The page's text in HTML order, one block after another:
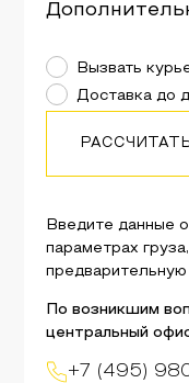
Введите данные
параметрах
предварительную
По возникшим
центральный
+7 (495)
Вызвать
Доставка до